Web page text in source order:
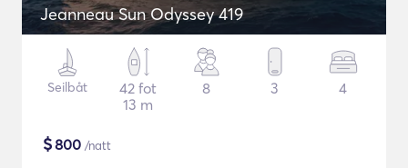
Jeanneau Sun Odyssey 419
Seilbåt
42 fot
13 m
8 3 4
$800 /natt